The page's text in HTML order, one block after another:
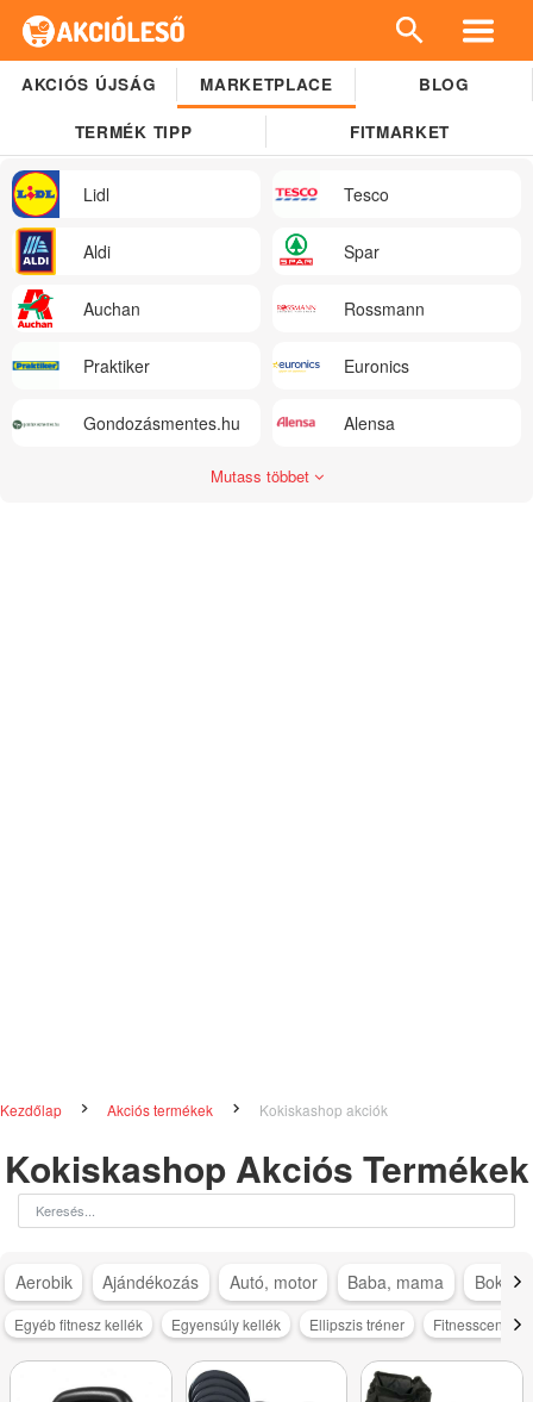
AKCIÓS ÚJSÁG MARKETPLACE BLOG
TERMÉK TIPP FITMARKET
Lidl Tesco
Aldi Spar
Auchan Rossmann
Praktiker Euronics
Gondozásmentes.hu Alensa
Mutass többet
Kezdőlap Akciós termékek Kokiskashop akciók
Kokiskashop Akciós Termékek
Aerobik Ajándékozás Autó, motor Baba, mama
Egyéb fitnesz kellék Egyensúly kellék Ellipszis tréner Fitnesscenter